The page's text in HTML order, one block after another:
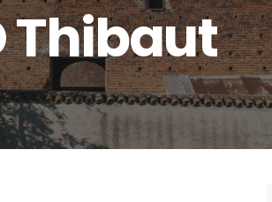
Thibaut